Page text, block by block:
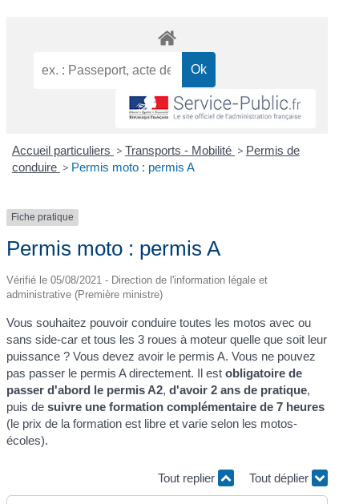
Accueil particuliers > Transports - Mobilité > Permis de
conduire > Permis moto : permis A
Fiche pratique
Permis moto : permis A
Vérifié le 05/08/2021 - Direction de l'information légale et
administrative (Première ministre)
Vous souhaitez pouvoir conduire toutes les motos avec ou
sans side-car et tous les 3 roues à moteur quelle que soit leur
puissance ? Vous devez avoir le permis A. Vous ne pouvez
pas passer le permis A directement. Il estobligatoire de
passer d'abord le permis A2,d'avoir 2 ans de pratique,
puis desuivre une formation complémentaire de 7 heures
(le prix de la formation est libre et varie selon les motos-
écoles).
Tout replier Tout déplier